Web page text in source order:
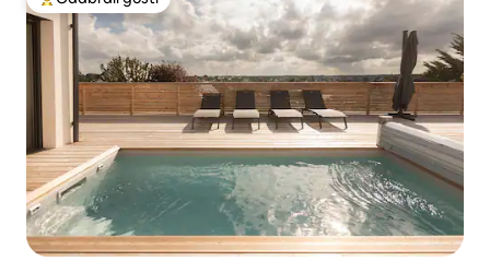
Među najviše rangiranima s oznakom „Odabrali gosti”